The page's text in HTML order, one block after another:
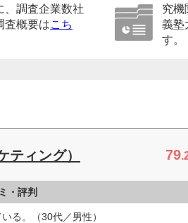
、調査企業数社
査概要はこち
究機
義塾
す。
ィング） 79
・評判
る。（30代／男性）